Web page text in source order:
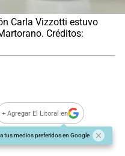
Carla Vizzotti estuvo
Créditos:
+ Agregar El Litoral en
tus medios preferidos en Google